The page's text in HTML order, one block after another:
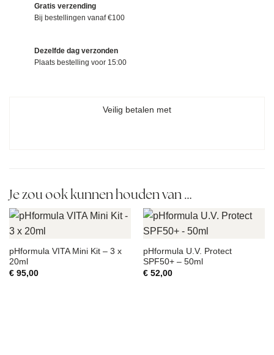
Gratis verzending
Bij bestellingen vanaf €100
Dezelfde dag verzonden
Plaats bestelling voor 15:00
Veilig betalen met
Je zou ook kunnen houden van …
pHformula VITA Mini Kit – 3 x
20ml
€95,00
pHformula U.V. Protect
SPF50+ – 50ml
€52,00